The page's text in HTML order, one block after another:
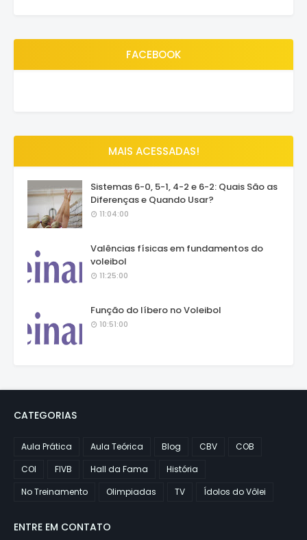
FACEBOOK
MAIS ACESSADAS!
Sistemas 6-0, 5-1, 4-2 e 6-2: Quais São as
Diferenças e Quando Usar?
11:04:00
Valências físicas em fundamentos do
voleibol
11:25:00
Função do líbero no Voleibol
10:51:00
CATEGORIAS
Aula Prática Aula Teórica Blog CBV
COB
COI
FIVB Hall da Fama
História
No Treinamento
Olimpiadas TV Ídolos do Vôlei
ENTRE EM CONTATO